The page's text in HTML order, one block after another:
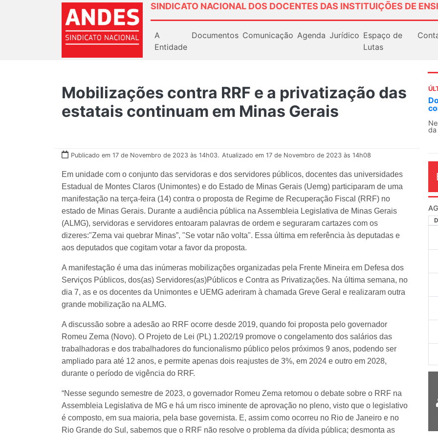
SINDICATO NACIONAL DOS DOCENTES DAS INSTITUIÇÕES DE
A
Entidade
Documentos Comunicação Agenda Jurídico Espaço de
Lutas
Mobilizações contra RRF e a privatização das
estatais continuam em Minas Gerais
Publicado em 17 de Novembro de 2023 às 14h03. Atualizado em 17 de Novembro de 2023 às 14h08
Em unidade com o conjunto das servidoras e dos servidores públicos, docentes das universidades
Estadual de Montes Claros (Unimontes) e do Estado de Minas Gerais (Uemg) participaram de uma
manifestação na terça-feira (14) contra o proposta de Regime de Recuperação Fiscal (RRF) no
estado de Minas Gerais. Durante a audiência pública na Assembleia Legislativa de Minas Gerais
(ALMG), servidoras e servidores entoaram palavras de ordem e seguraram cartazes com os
dizeres:"Zema vai quebrar Minas”, "Se votar não volta". Essa última em referência às deputadas e
aos deputados que cogitam votar a favor da proposta.
A manifestação é uma das inúmeras mobilizações organizadas pela Frente Mineira em Defesa dos
Serviços Públicos, dos(as) Servidores(as)Públicos e Contra as Privatizações. Na última semana, no
dia 7, as e os docentes da Unimontes e UEMG aderiram à chamada Greve Geral e realizaram outra
grande mobilização na ALMG.
A discussão sobre a adesão ao RRF ocorre desde 2019, quando foi proposta pelo governador
Romeu Zema (Novo). O Projeto de Lei (PL) 1.202/19 promove o congelamento dos salários das
trabalhadoras e dos trabalhadores do funcionalismo público pelos próximos 9 anos, podendo ser
ampliado para até 12 anos, e permite apenas dois reajustes de 3%, em 2024 e outro em 2028,
durante o período de vigência do RRF.
“Nesse segundo semestre de 2023, o governador Romeu Zema retomou o debate sobre o RRF na
Assembleia Legislativa de MG e há um risco iminente de aprovação no pleno, visto que o legislativo
é composto, em sua maioria, pela base governista. E, assim como ocorreu no Rio de Janeiro e no
Rio Grande do Sul, sabemos que o RRF não resolve o problema da dívida pública; desmonta as
Docentes paralisam novamente as
contra as políticas de Milei na Argentina
Nessa segunda-feira (3), sindicatos de
da educação superior e básica da Argentina...